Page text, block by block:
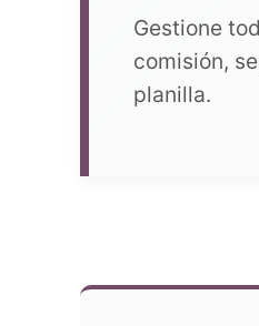
Gestione
comisión,
planilla.